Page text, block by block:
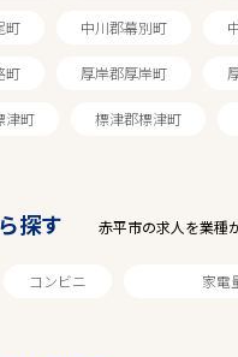
町 中川郡幕別町
町 厚岸郡厚岸町
津町 標津郡標津町
探す 赤平市の求人を業種
コンビニ 家電